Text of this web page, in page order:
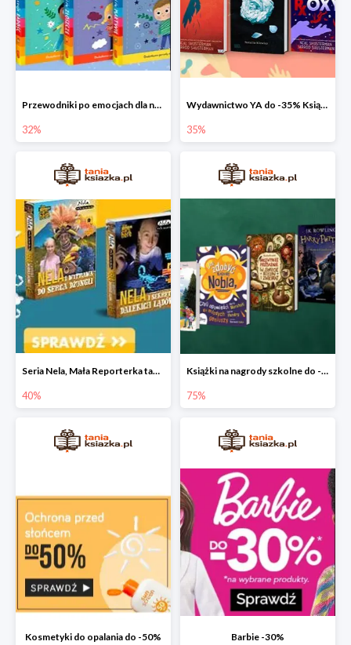
Przewodniki po emocjach dla najmłodszych
32%
Wydawnictwo YA do -35% Książki dla młodzieży
35%
Seria Nela, Mała Reporterka taniej!
40%
Książki na nagrody szkolne do -75%
75%
Kosmetyki do opalania do -50% Barbie -30%